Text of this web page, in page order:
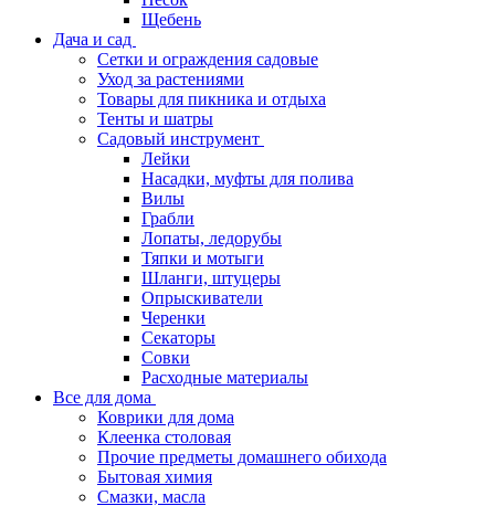
Щебень
Дача и сад
Сетки и ограждения садовые
Уход за растениями
Товары для пикника и отдыха
Тенты и шатры
Садовый инструмент
Лейки
Насадки, муфты для полива
Вилы
Грабли
Лопаты, ледорубы
Тяпки и мотыги
Шланги, штуцеры
Опрыскиватели
Черенки
Секаторы
Совки
Расходные материалы
Все для дома
Коврики для дома
Клеенка столовая
Прочие предметы домашнего обихода
Бытовая химия
Смазки, масла